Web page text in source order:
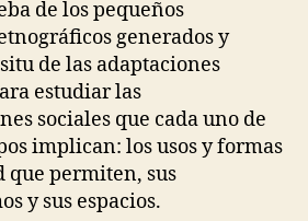
de los pequeños
generados y
de las adaptaciones
estudiar las
sociales que cada uno de
implican: los usos y formas
que permiten, sus
y sus espacios.